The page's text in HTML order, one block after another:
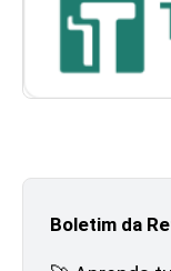
Boletim da